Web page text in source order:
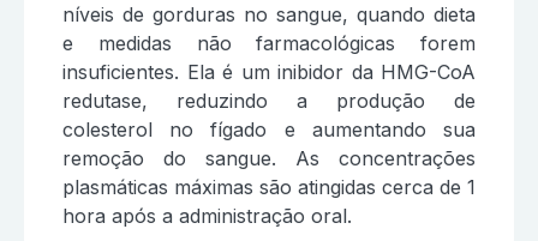
níveis de gorduras no sangue, quando dieta
e medidas não farmacológicas forem
insuficientes. Ela é um inibidor da HMG-CoA
redutase, reduzindo a produção de
colesterol no fígado e aumentando sua
remoção do sangue. As concentrações
plasmáticas máximas são atingidas cerca de 1
hora após a administração oral.